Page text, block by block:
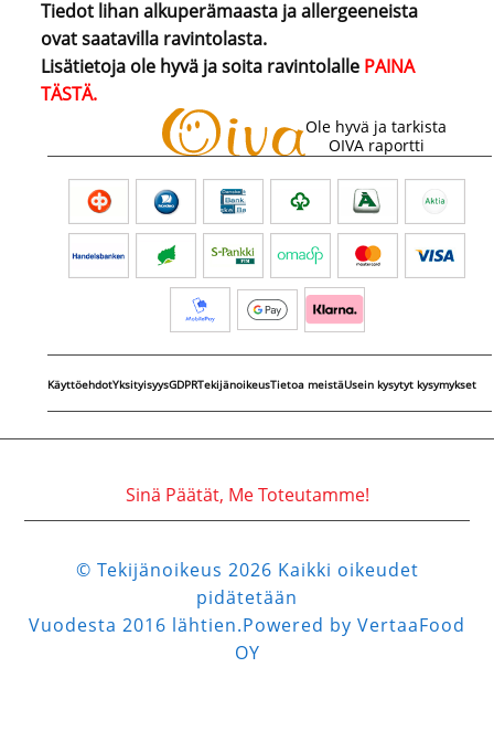
Tiedot lihan alkuperämaasta ja allergeeneista
ovat saatavilla ravintolasta.
Lisätietoja ole hyvä ja soita ravintolalle PAINA
TÄSTÄ.
Ole hyvä ja tarkista
OIVA raportti
KäyttöehdotYksityisyysGDPRTekijänoikeusTietoa meistäUsein kysytyt kysymykset
Sinä Päätät, Me Toteutamme!
© Tekijänoikeus 2026 Kaikki oikeudet
pidätetään
Vuodesta 2016 lähtien.Powered by VertaaFood
OY